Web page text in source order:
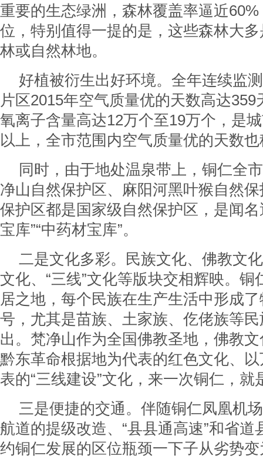
重要的生态绿洲，森林覆盖率逼近
位，特别值得一提的是，这些森林大
林或自然林地。
好植被衍生出好环境。全年连续监
片区2015年空气质量优的天数高达
氧离子含量高达12万个至19万个，是
以上，全市范围内空气质量优的天数
同时，由于地处温泉带上，铜仁全
净山自然保护区、麻阳河黑叶猴自然
保护区都是国家级自然保护区，是闻
宝库”“中药材宝库”。
二是文化多彩。民族文化、佛教文
文化、“三线”文化等版块交相辉映。铜
居之地，每个民族在生产生活中形成
号，尤其是苗族、土家族、仡佬族等
出。梵净山作为全国佛教圣地，佛教
黔东革命根据地为代表的红色文化、
表的“三线建设”文化，来一次铜仁，就
三是便捷的交通。伴随铜仁凤凰机
航道的提级改造、“县县通高速”和省道
约铜仁发展的区位瓶颈一下子从劣势